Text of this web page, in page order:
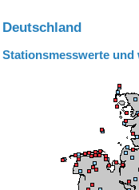
Deutschland
Stationsmesswerte und